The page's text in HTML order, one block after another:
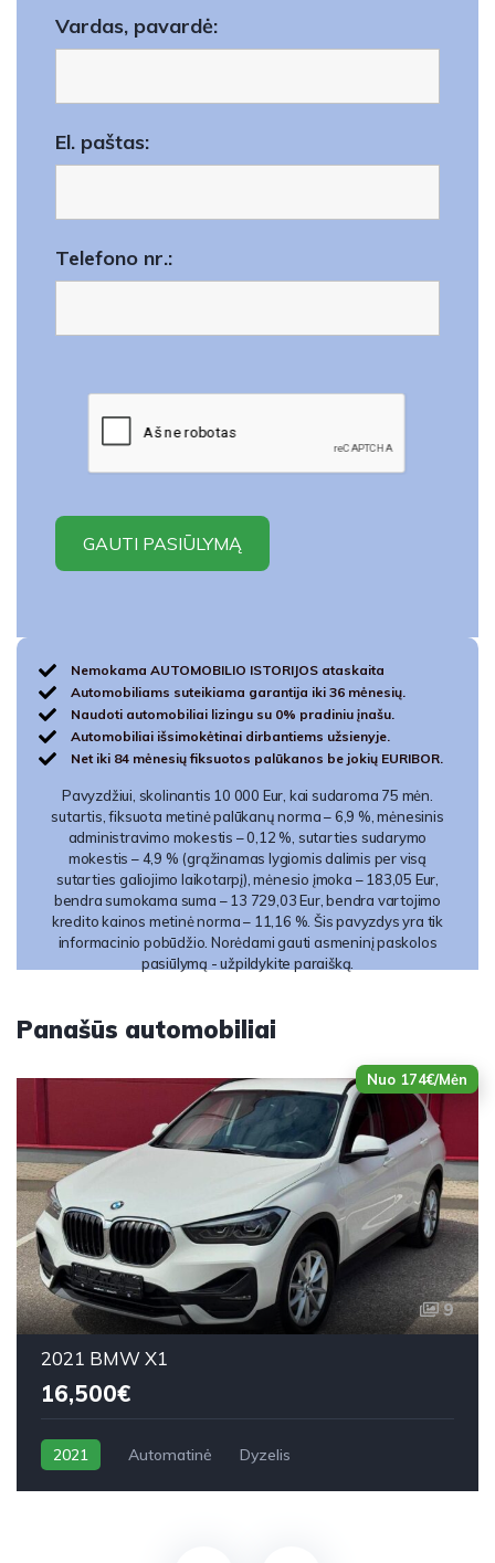
Vardas, pavardė:
El. paštas:
Telefono nr.:
Nemokama AUTOMOBILIO ISTORIJOS ataskaita
Automobiliams suteikiama garantija iki 36 mėnesių.
Naudoti automobiliai lizingu su 0% pradiniu įnašu.
Automobiliai išsimokėtinai dirbantiems užsienyje.
Net iki 84 mėnesių fiksuotos palūkanos be jokių EURIBOR.
Pavyzdžiui, skolinantis 10 000 Eur, kai sudaroma 75 mėn.
sutartis, fiksuota metinė palūkanų norma – 6,9 %, mėnesinis
administravimo mokestis – 0,12 %, sutarties sudarymo
mokestis – 4,9 % (grąžinamas lygiomis dalimis per visą
sutarties galiojimo laikotarpį), mėnesio įmoka – 183,05 Eur,
bendra sumokama suma – 13 729,03 Eur, bendra vartojimo
kredito kainos metinė norma – 11,16 %. Šis pavyzdys yra tik
informacinio pobūdžio. Norėdami gauti asmeninį paskolos
pasiūlymą - užpildykite paraišką.
Panašūs automobiliai
Nuo 174€/Mėn
9
2021 BMW X1
16,500€
2021 Automatinė Dyzelis